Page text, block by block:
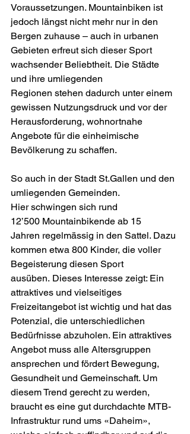
Voraussetzungen. Mountainbiken ist
jedoch längst nicht mehr nur in den
Bergen zuhause – auch in urbanen
Gebieten erfreut sich dieser Sport
wachsender Beliebtheit. Die Städte
und ihre umliegenden
Regionen stehen dadurch unter einem
gewissen Nutzungsdruck und vor der
Herausforderung, wohnortnahe
Angebote für die einheimische
Bevölkerung zu schaffen.
So auch in der Stadt St.Gallen und den
umliegenden Gemeinden.
Hier schwingen sich rund
12’500 Mountainbikende ab 15
Jahren regelmässig in den Sattel. Dazu
kommen etwa 800 Kinder, die voller
Begeisterung diesen Sport
ausüben. Dieses Interesse zeigt: Ein
attraktives und vielseitiges
Freizeitangebot ist wichtig und hat das
Potenzial, die unterschiedlichen
Bedürfnisse abzuholen. Ein attraktives
Angebot muss alle Altersgruppen
ansprechen und fördert Bewegung,
Gesundheit und Gemeinschaft. Um
diesem Trend gerecht zu werden,
braucht es eine gut durchdachte MTB-
Infrastruktur rund ums «Daheim»,